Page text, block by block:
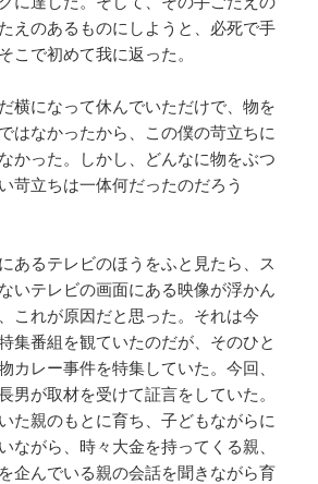
えのあるものにしようと、必死で手
こで初めて我に返った。
横になって休んでいただけで、物を
はなかったから、この僕の苛立ちに
かった。しかし、どんなに物をぶつ
苛立ちは一体何だったのだろう
あるテレビのほうをふと見たら、ス
いテレビの画面にある映像が浮かん
これが原因だと思った。それは今
集番組を観ていたのだが、そのひと
カレー事件を特集していた。今回、
男が取材を受けて証言をしていた。
た親のもとに育ち、子どもながらに
ながら、時々大金を持ってくる親、
企んでいる親の会話を聞きながら育